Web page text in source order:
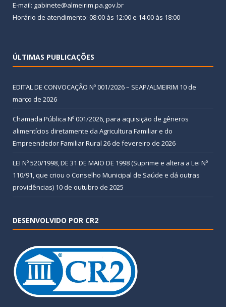
E-mail: gabinete@almeirim.pa.gov.br
Horário de atendimento: 08:00 às 12:00 e 14:00 às 18:00
ÚLTIMAS PUBLICAÇÕES
EDITAL DE CONVOCAÇÃO Nº 001/2026 – SEAP/ALMEIRIM 10 de
março de 2026
Chamada Pública Nº 001/2026, para aquisição de gêneros
alimentícios diretamente da Agricultura Familiar e do
Empreendedor Familiar Rural 26 de fevereiro de 2026
LEI Nº 520/1998, DE 31 DE MAIO DE 1998 (Suprime e altera a Lei Nº
110/91, que criou o Conselho Municipal de Saúde e dá outras
providências) 10 de outubro de 2025
DESENVOLVIDO POR CR2